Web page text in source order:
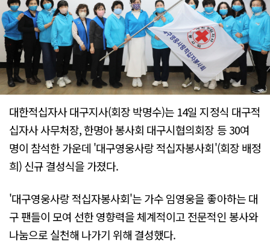
대한적십자사 대구지사(회장 박명수)는 14일 지정식 대구적
십자사 사무처장, 한명아 봉사회 대구시협의회장 등 30여
명이 참석한 가운데 '대구영웅사랑 적십자봉사회'(회장 배정
희) 신규 결성식을 가졌다.
'대구영웅사랑 적십자봉사회'는 가수 임영웅을 좋아하는 대
구 팬들이 모여 선한 영향력을 체계적이고 전문적인 봉사와
나눔으로 실천해 나가기 위해 결성했다.